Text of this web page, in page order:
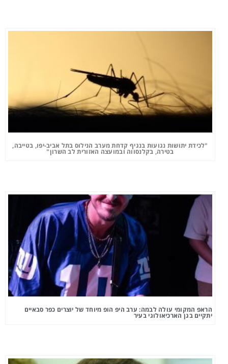
"לכידת יתושות נגועות בנגיף קדחת מערב הנילוס בתל אביב-יפו, בטייבה,
בטירה, בקלנסווה ובמועצה האזורית לב השרון"
הראפ המקומי עולה לבמה: ערב היפ הופ מיוחד של יוצרים כפר סבאיים
יתקיים בגן הארכיאולוגי בעיר